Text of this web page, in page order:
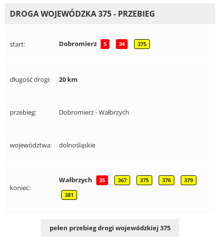
DROGA WOJEWÓDZKA 375 - PRZEBIEG
start: Dobromierz 5 34 375
długość drogi: 20 km
przebieg: Dobromierz - Wałbrzych
województwa: dolnośląskie
koniec:
Wałbrzych 35 367 375 376 379
381
pełen przebieg drogi wojewódzkiej 375